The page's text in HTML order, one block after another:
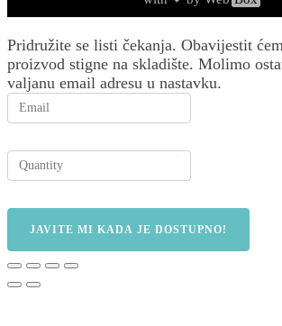
Pridružite se listi čekanja. Obavijestit
proizvod stigne na skladište. Molimo
valjanu email adresu u nastavku.
JAVITE MI KADA JE DOSTUPNO!